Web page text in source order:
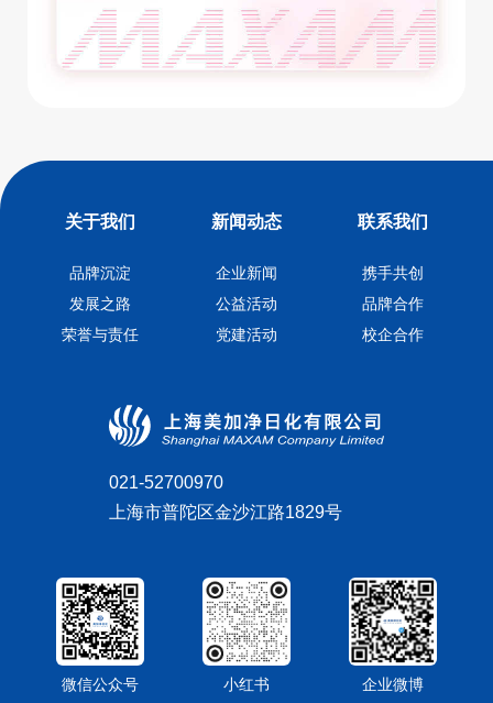
关于我们
品牌沉淀
发展之路
荣誉与责任
新闻动态
企业新闻
公益活动
党建活动
联系我们
携手共创
品牌合作
校企合作
021-52700970
上海市普陀区金沙江路1829号
微信公众号 小红书 企业微博